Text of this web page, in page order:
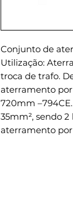
Conjunto de
Utilização:
troca de trafo.
aterramento por
720mm
35mm², sendo 2
aterramento por